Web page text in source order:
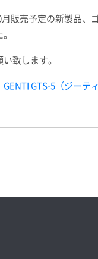
販売予定の新製品、
致します。
GTS-5（ジーテ